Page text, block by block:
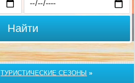
Найти
ТУРИСТИЧЕСКИЕ СЕЗОНЫ »